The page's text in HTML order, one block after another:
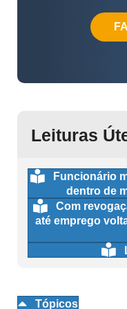
Leituras
Funcionário
dentro de
Com
até emprego
Tópicos